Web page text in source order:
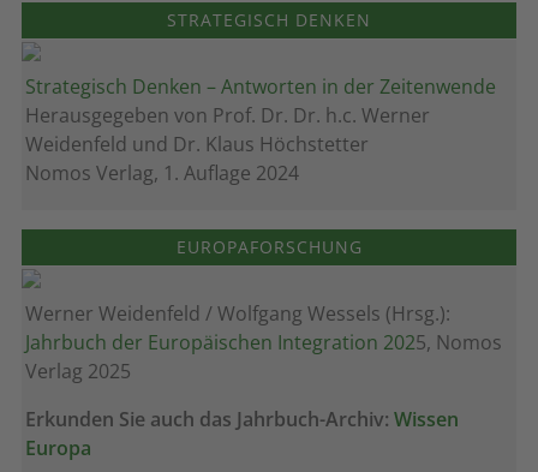
STRATEGISCH DENKEN
Strategisch Denken – Antworten in der Zeitenwende
Herausgegeben von Prof. Dr. Dr. h.c. Werner
Weidenfeld und Dr. Klaus Höchstetter
Nomos Verlag, 1. Auflage 2024
EUROPAFORSCHUNG
Werner Weidenfeld / Wolfgang Wessels (Hrsg.):
Jahrbuch der Europäischen Integration 2025, Nomos
Verlag 2025
Erkunden Sie auch das Jahrbuch-Archiv: Wissen
Europa